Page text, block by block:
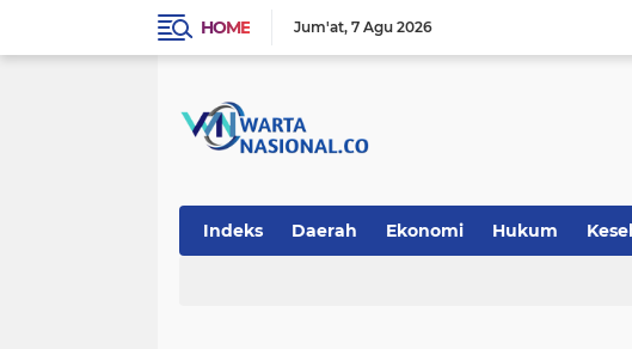
HOME Jum'at 7 Agu 2026
Indeks Daerah Ekonomi Hukum